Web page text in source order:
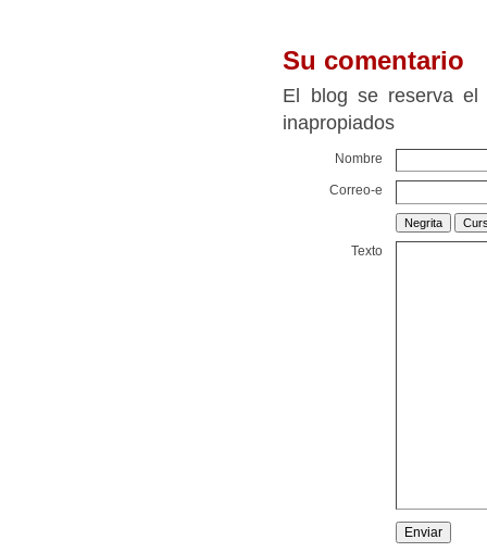
Su comentario
El blog se reserva el
inapropiados
Nombre
Correo-e
Texto